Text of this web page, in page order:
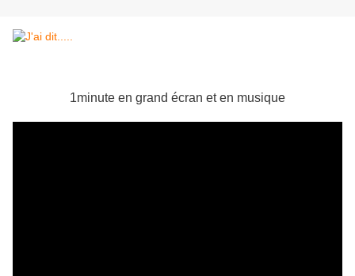
1minute en grand écran et en musique